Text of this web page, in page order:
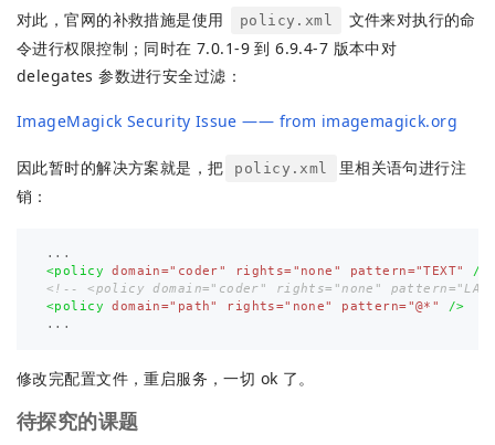
对此，官网的补救措施是使用 policy.xml
文件来对执行的命
令进行权限控制；同时在 7.0.1-9 到 6.9.4-7 版本中对
delegates 参数进行安全过滤：
ImageMagick Security Issue —— from imagemagick.org
因此暂时的解决方案就是，把 policy.xml
里相关语句进行注
销：
<policy
domain="coder" rights="none" pattern="TEXT"
/>
<!-- <policy domain="coder" rights="none"
<policy
domain="path" rights="none" pattern="@*"
/>
修改完配置文件，重启服务，一切 ok 了。
待探究的课题